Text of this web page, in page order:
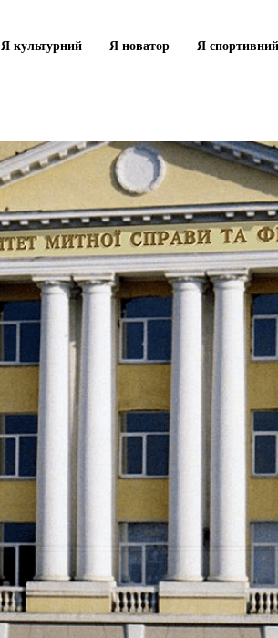
Я культурний Я новатор Я спортивний